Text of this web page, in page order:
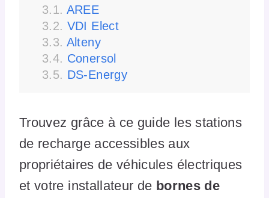
AREE
VDI Elect
Alteny
Conersol
DS-Energy
Trouvez grâce à ce guide les stations
de recharge accessibles aux
propriétaires de véhicules électriques
et votre installateur de bornes de